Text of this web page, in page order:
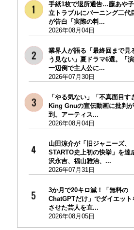
手紙1枚で退所通告…藤あや
立トラブルにバーニング二代
が告白「実際の料...
2026年08月04日
業界人が語る「最終回まで見
う見ない」夏ドラマ6選。「
一辺倒で主人公に...
2026年07月30日
「やる気ない」「不真面目す
King Gnuの宣伝動画に批判
到。アーティス...
2026年08月04日
山田涼介が「旧ジャニーズ、
STARTO史上初の快挙」を達
沢永吉、福山雅治、...
2026年07月31日
3か月で20キロ減！「無料の
ChatGPTだけ」でダイエット
させた芸人を直...
2026年08月05日